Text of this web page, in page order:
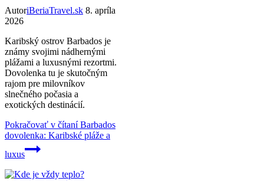
AutoriBeriaTravel.sk 8. apríla
2026
Karibský ostrov Barbados je
známy svojimi nádhernými
plážami a luxusnými rezortmi.
Dovolenka tu je skutočným
rajom pre milovníkov
slnečného počasia a
exotických destinácií.
Pokračovať v čítaníBarbados
dovolenka: Karibské pláže a
luxus